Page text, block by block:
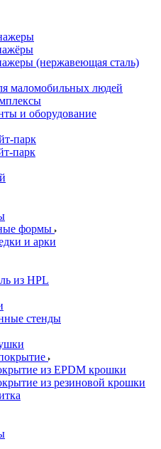
(нержавеющая сталь)
маломобильных людей
и оборудование
парк
парк
формы
и арки
из HPL
стенды
из EPDM крошки
из резиновой крошки